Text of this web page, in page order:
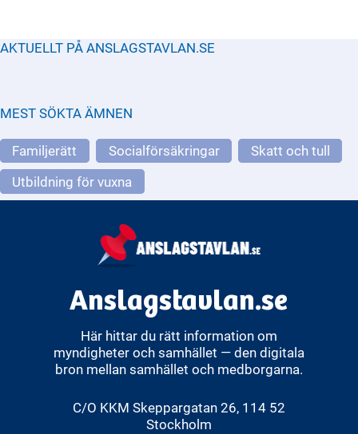
AKTUELLT PÅ ANSLAGSTAVLAN.SE
MEST SÖKTA ÄMNEN
Familjerätt Socialförsäkringar
Skatt och tull
Utbildning för vuxna
Anslagstavlan.se
Här hittar du rätt information om
myndigheter och samhället — den digitala
bron mellan samhället och medborgarna.
C/O KKM Skeppargatan 26, 114 52
Stockholm